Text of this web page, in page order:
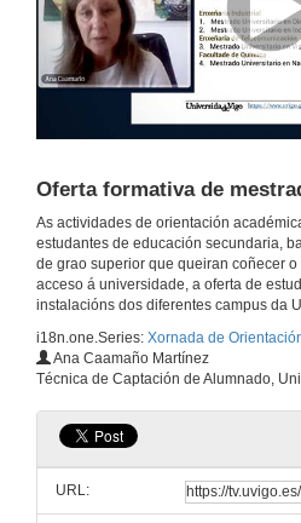
Oferta formativa de
As actividades de orientación
estudantes de educación secundaria,
de grao superior que queiran coñecer
acceso á universidade, a oferta de
instalacións dos diferentes campus da
i18n.one.Series: Xornada de
Ana Caamaño Martínez
Técnica de Captación de Alumnado,
URL: